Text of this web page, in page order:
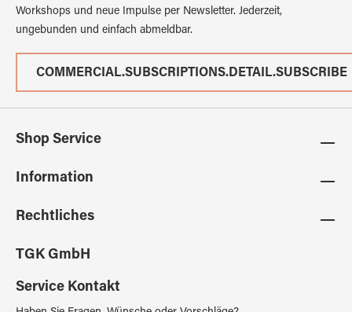
Workshops und neue Impulse per Newsletter. Jederzeit,
ungebunden und einfach abmeldbar.
COMMERCIAL.SUBSCRIPTIONS.DETAIL.SUBSCRIBE
Shop Service
Information
Rechtliches
TGK GmbH
Service Kontakt